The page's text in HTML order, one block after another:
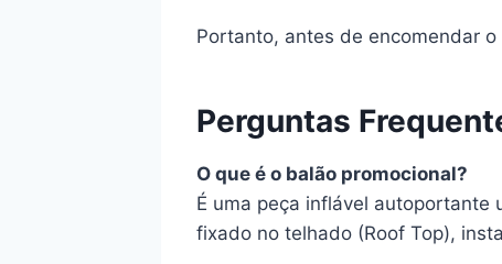
Portanto, antes de encomendar
Perguntas
O que é o balão promocional?
É uma peça inflável
fixado no telhado (Roof Top),